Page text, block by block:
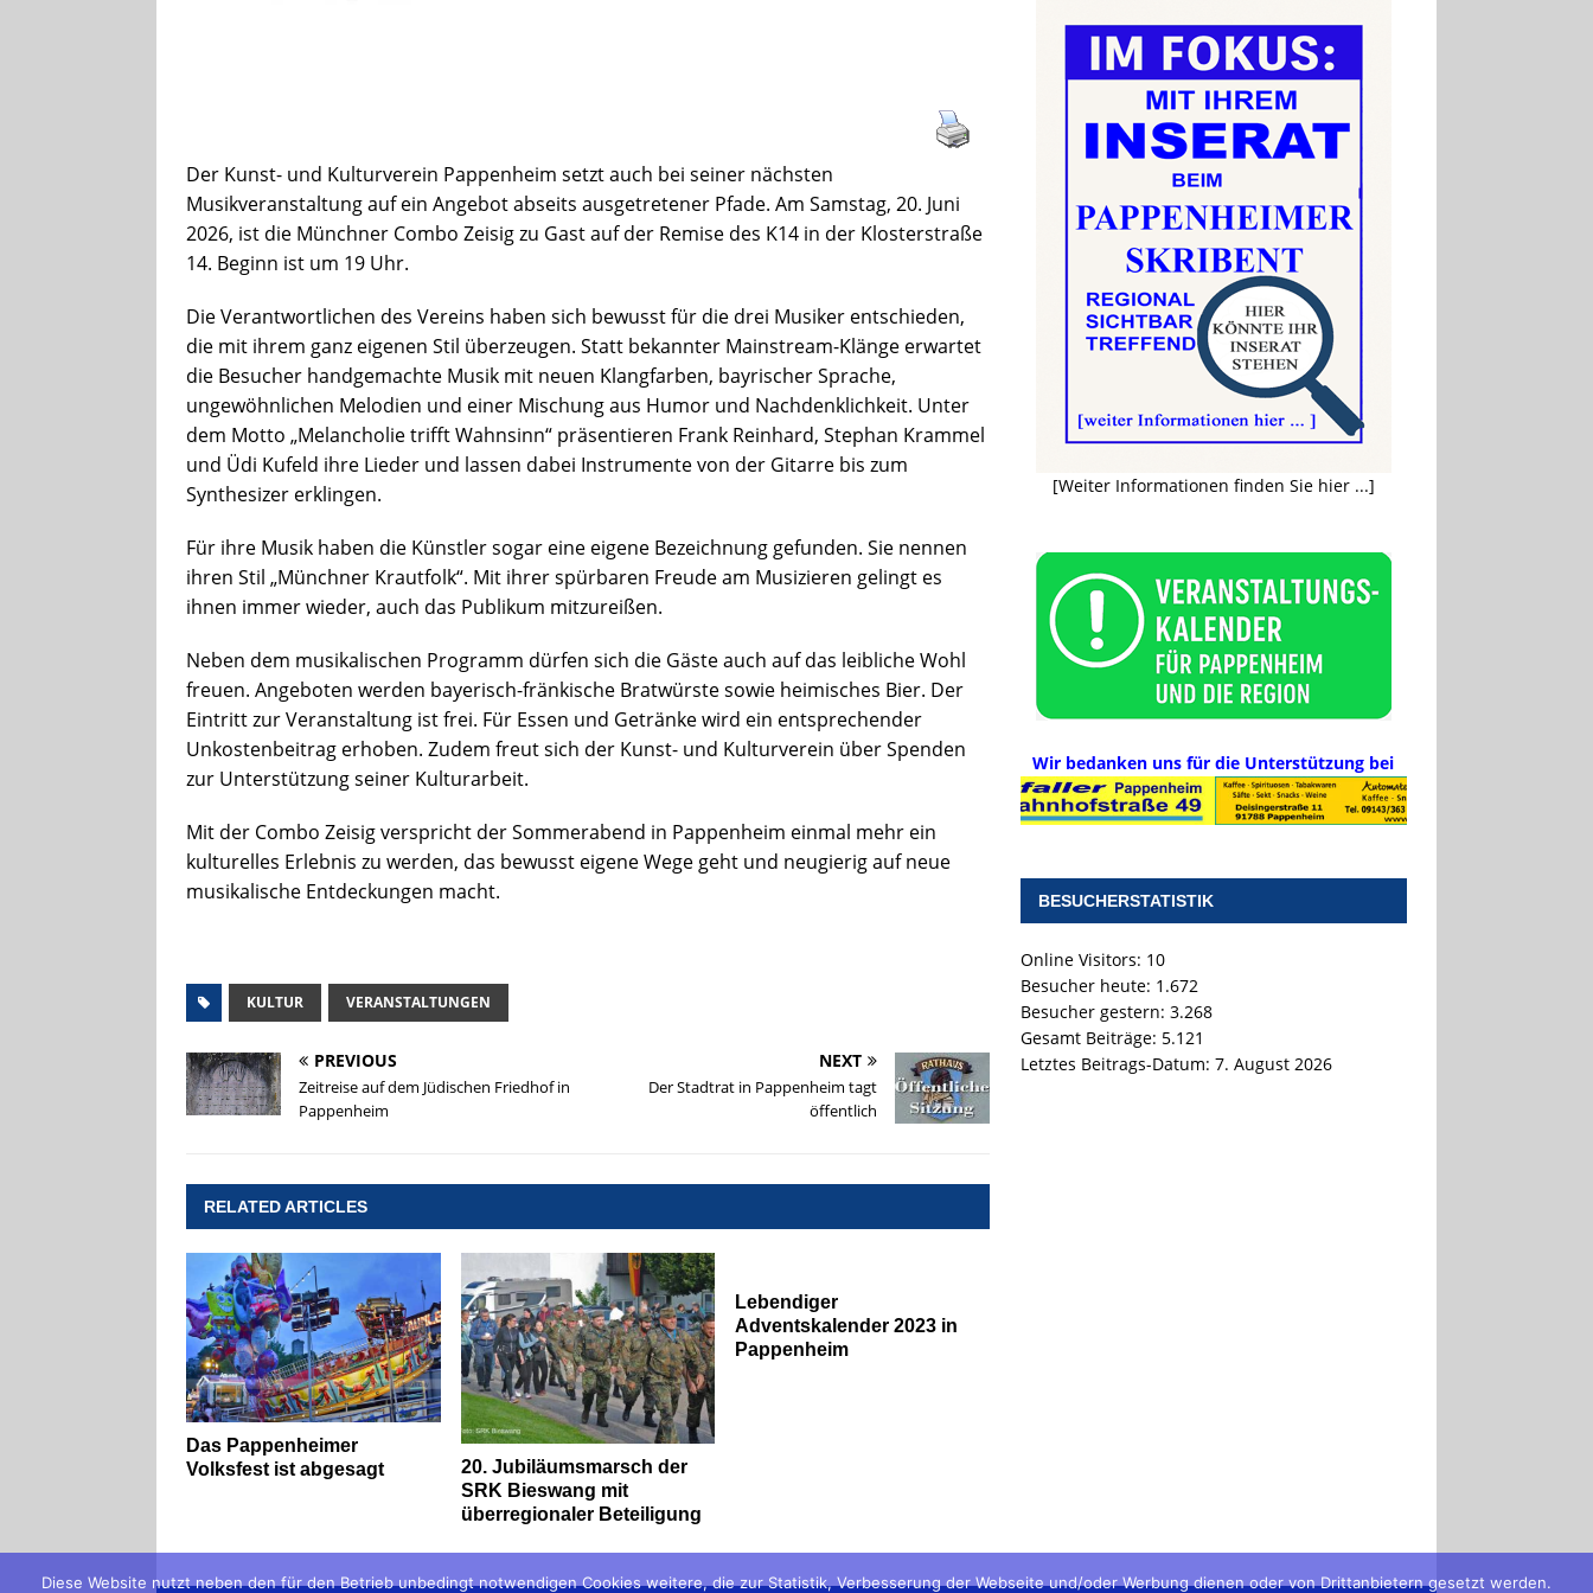
Der Kunst- und Kulturverein Pappenheim setzt auch bei seiner nächsten
Musikveranstaltung auf ein Angebot abseits ausgetretener Pfade. Am Samstag, 20. Juni
2026, ist die Münchner Combo Zeisig zu Gast auf der Remise des K14 in der Klosterstraße
14. Beginn ist um 19 Uhr.
Die Verantwortlichen des Vereins haben sich bewusst für die drei Musiker entschieden,
die mit ihrem ganz eigenen Stil überzeugen. Statt bekannter Mainstream-Klänge erwartet
die Besucher handgemachte Musik mit neuen Klangfarben, bayrischer Sprache,
ungewöhnlichen Melodien und einer Mischung aus Humor und Nachdenklichkeit. Unter
dem Motto „Melancholie trifft Wahnsinn“ präsentieren Frank Reinhard, Stephan Krammel
und Üdi Kufeld ihre Lieder und lassen dabei Instrumente von der Gitarre bis zum
Synthesizer erklingen.
Für ihre Musik haben die Künstler sogar eine eigene Bezeichnung gefunden. Sie nennen
ihren Stil „Münchner Krautfolk“. Mit ihrer spürbaren Freude am Musizieren gelingt es
ihnen immer wieder, auch das Publikum mitzureißen.
Neben dem musikalischen Programm dürfen sich die Gäste auch auf das leibliche Wohl
freuen. Angeboten werden bayerisch-fränkische Bratwürste sowie heimisches Bier. Der
Eintritt zur Veranstaltung ist frei. Für Essen und Getränke wird ein entsprechender
Unkostenbeitrag erhoben. Zudem freut sich der Kunst- und Kulturverein über Spenden
zur Unterstützung seiner Kulturarbeit.
Mit der Combo Zeisig verspricht der Sommerabend in Pappenheim einmal mehr ein
kulturelles Erlebnis zu werden, das bewusst eigene Wege geht und neugierig auf neue
musikalische Entdeckungen macht.
KULTUR VERANSTALTUNGEN
PREVIOUS
Zeitreise auf dem Jüdischen Friedhof in
Pappenheim
NEXT
Der Stadtrat in Pappenheim tagt
öffentlich
RELATED ARTICLES
Das Pappenheimer
Volksfest ist abgesagt
20. Jubiläumsmarsch der
SRK Bieswang mit
überregionaler Beteiligung
Lebendiger
Adventskalender 2023 in
Pappenheim
[Weiter Informationen finden Sie hier ...]
Wir bedanken uns für die Unterstützung bei
BESUCHERSTATISTIK
Online Visitors: 10
Besucher heute: 1.672
Besucher gestern: 3.268
Gesamt Beiträge: 5.121
Letztes Beitrags-Datum: 7. August 2026
Diese Website nutzt neben den für den Betrieb unbedingt notwendigen Cookies weitere, die zur Statistik, Verbesserung der Webseite und/oder Werbung dienen oder von Drittanbietern gesetzt werden.